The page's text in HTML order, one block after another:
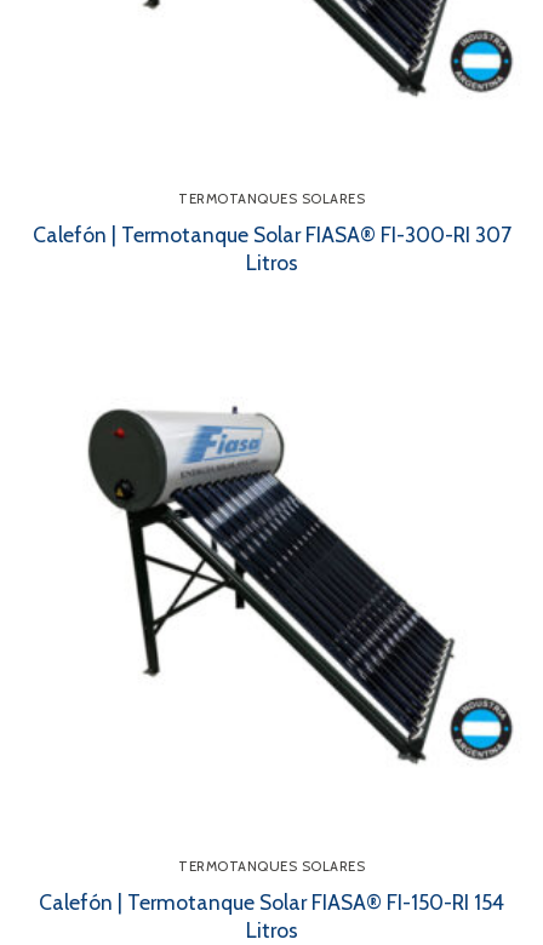
TERMOTANQUES SOLARES
Calefón | Termotanque Solar FIASA® FI-300-RI 307
Litros
TERMOTANQUES SOLARES
Calefón | Termotanque Solar FIASA® FI-150-RI 154
Litros